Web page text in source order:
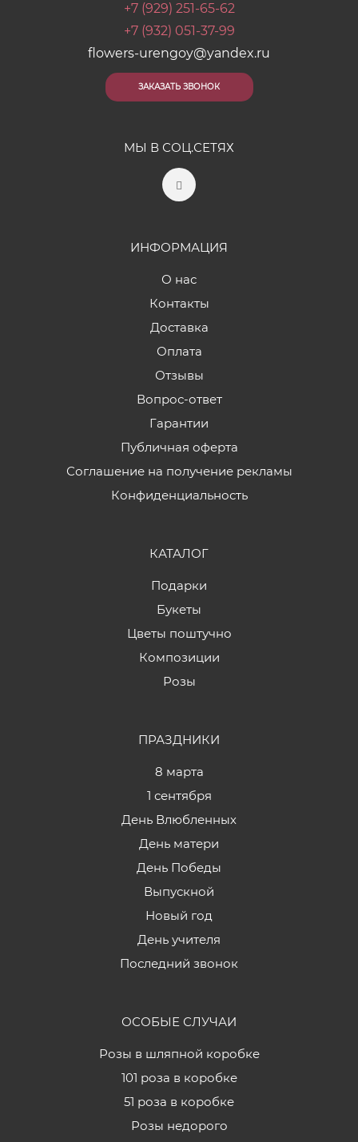
+7 (929) 251-65-62
+7 (932) 051-37-99
flowers-urengoy@yandex.ru
ЗАКАЗАТЬ ЗВОНОК
МЫ В СОЦ.СЕТЯХ
ИНФОРМАЦИЯ
О нас
Контакты
Доставка
Оплата
Отзывы
Вопрос-ответ
Гарантии
Публичная оферта
Соглашение на получение рекламы
Конфиденциальность
КАТАЛОГ
Подарки
Букеты
Цветы поштучно
Композиции
Розы
ПРАЗДНИКИ
8 марта
1 сентября
День Влюбленных
День матери
День Победы
Выпускной
Новый год
День учителя
Последний звонок
ОСОБЫЕ СЛУЧАИ
Розы в шляпной коробке
101 роза в коробке
51 роза в коробке
Розы недорого